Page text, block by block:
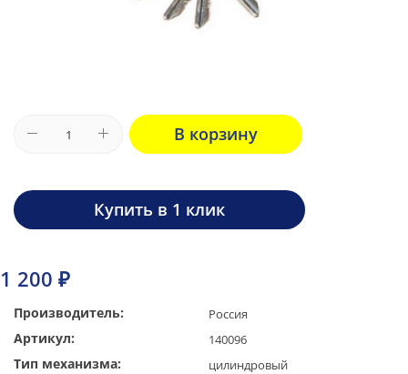
Производитель: Россия
Артикул: 140096
Тип механизма: цилиндровый
1 200 ₽
В корзину
Купить в 1 клик